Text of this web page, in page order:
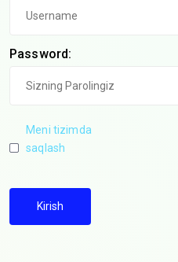
Password:
Meni tizimda
saqlash
Kirish